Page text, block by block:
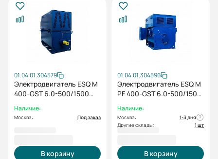
01.04.01.304579
Электродвигатель ESQ M
400-GST 6.0-500/1500
Наличие:
Москва: Под заказ
В корзину
01.04.01.304596
Электродвигатель ESQ M
PF 400-GST 6.0-500/1500
Наличие:
Москва:
1-3 дня
Другие склады:
1 шт
В корзину